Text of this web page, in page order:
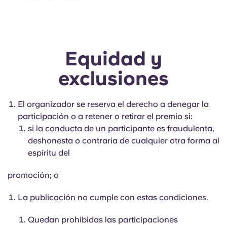
Equidad y
exclusiones
El organizador se reserva el derecho a denegar la
participación o a retener o retirar el premio si:
si la conducta de un participante es fraudulenta,
deshonesta o contraria de cualquier otra forma al
espíritu del
promoción; o
La publicación no cumple con estas condiciones.
Quedan prohibidas las participaciones